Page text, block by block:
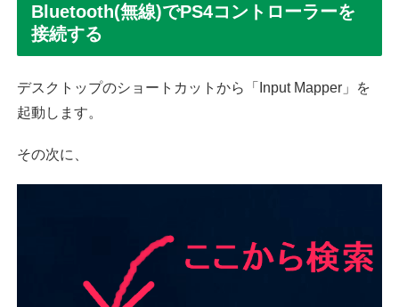
Bluetooth(無線)でPS4コントローラーを
接続する
デスクトップのショートカットから「Input Mapper」を
起動します。
その次に、